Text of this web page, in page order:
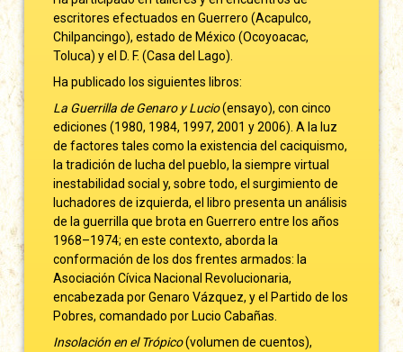
escritores efectuados en Guerrero (Acapulco,
Chilpancingo), estado de México (Ocoyoacac,
Toluca) y el D. F. (Casa del Lago).
Ha publicado los siguientes libros:
La Guerrilla de Genaro y Lucio(ensayo), con cinco
ediciones (1980, 1984, 1997, 2001 y 2006). A la luz
de factores tales como la existencia del caciquismo,
la tradición de lucha del pueblo, la siempre virtual
inestabilidad social y, sobre todo, el surgimiento de
luchadores de izquierda, el libro presenta un análisis
de la guerrilla que brota en Guerrero entre los años
1968–1974; en este contexto, aborda la
conformación de los dos frentes armados: la
Asociación Cívica Nacional Revolucionaria,
encabezada por Genaro Vázquez, y el Partido de los
Pobres, comandado por Lucio Cabañas.
Insolación en el Trópico(volumen de cuentos),